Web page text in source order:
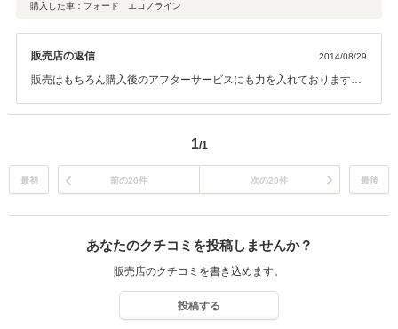
購入した車：フォード エコノライン
販売店の返信 2014/08/29
販売はもちろん購入後のアフターサービスにも力を入れておりますの
1/1
最初 前の20件 次の20件 最後
あなたのクチコミを投稿しませんか？
販売店のクチコミを書き込めます。
投稿する